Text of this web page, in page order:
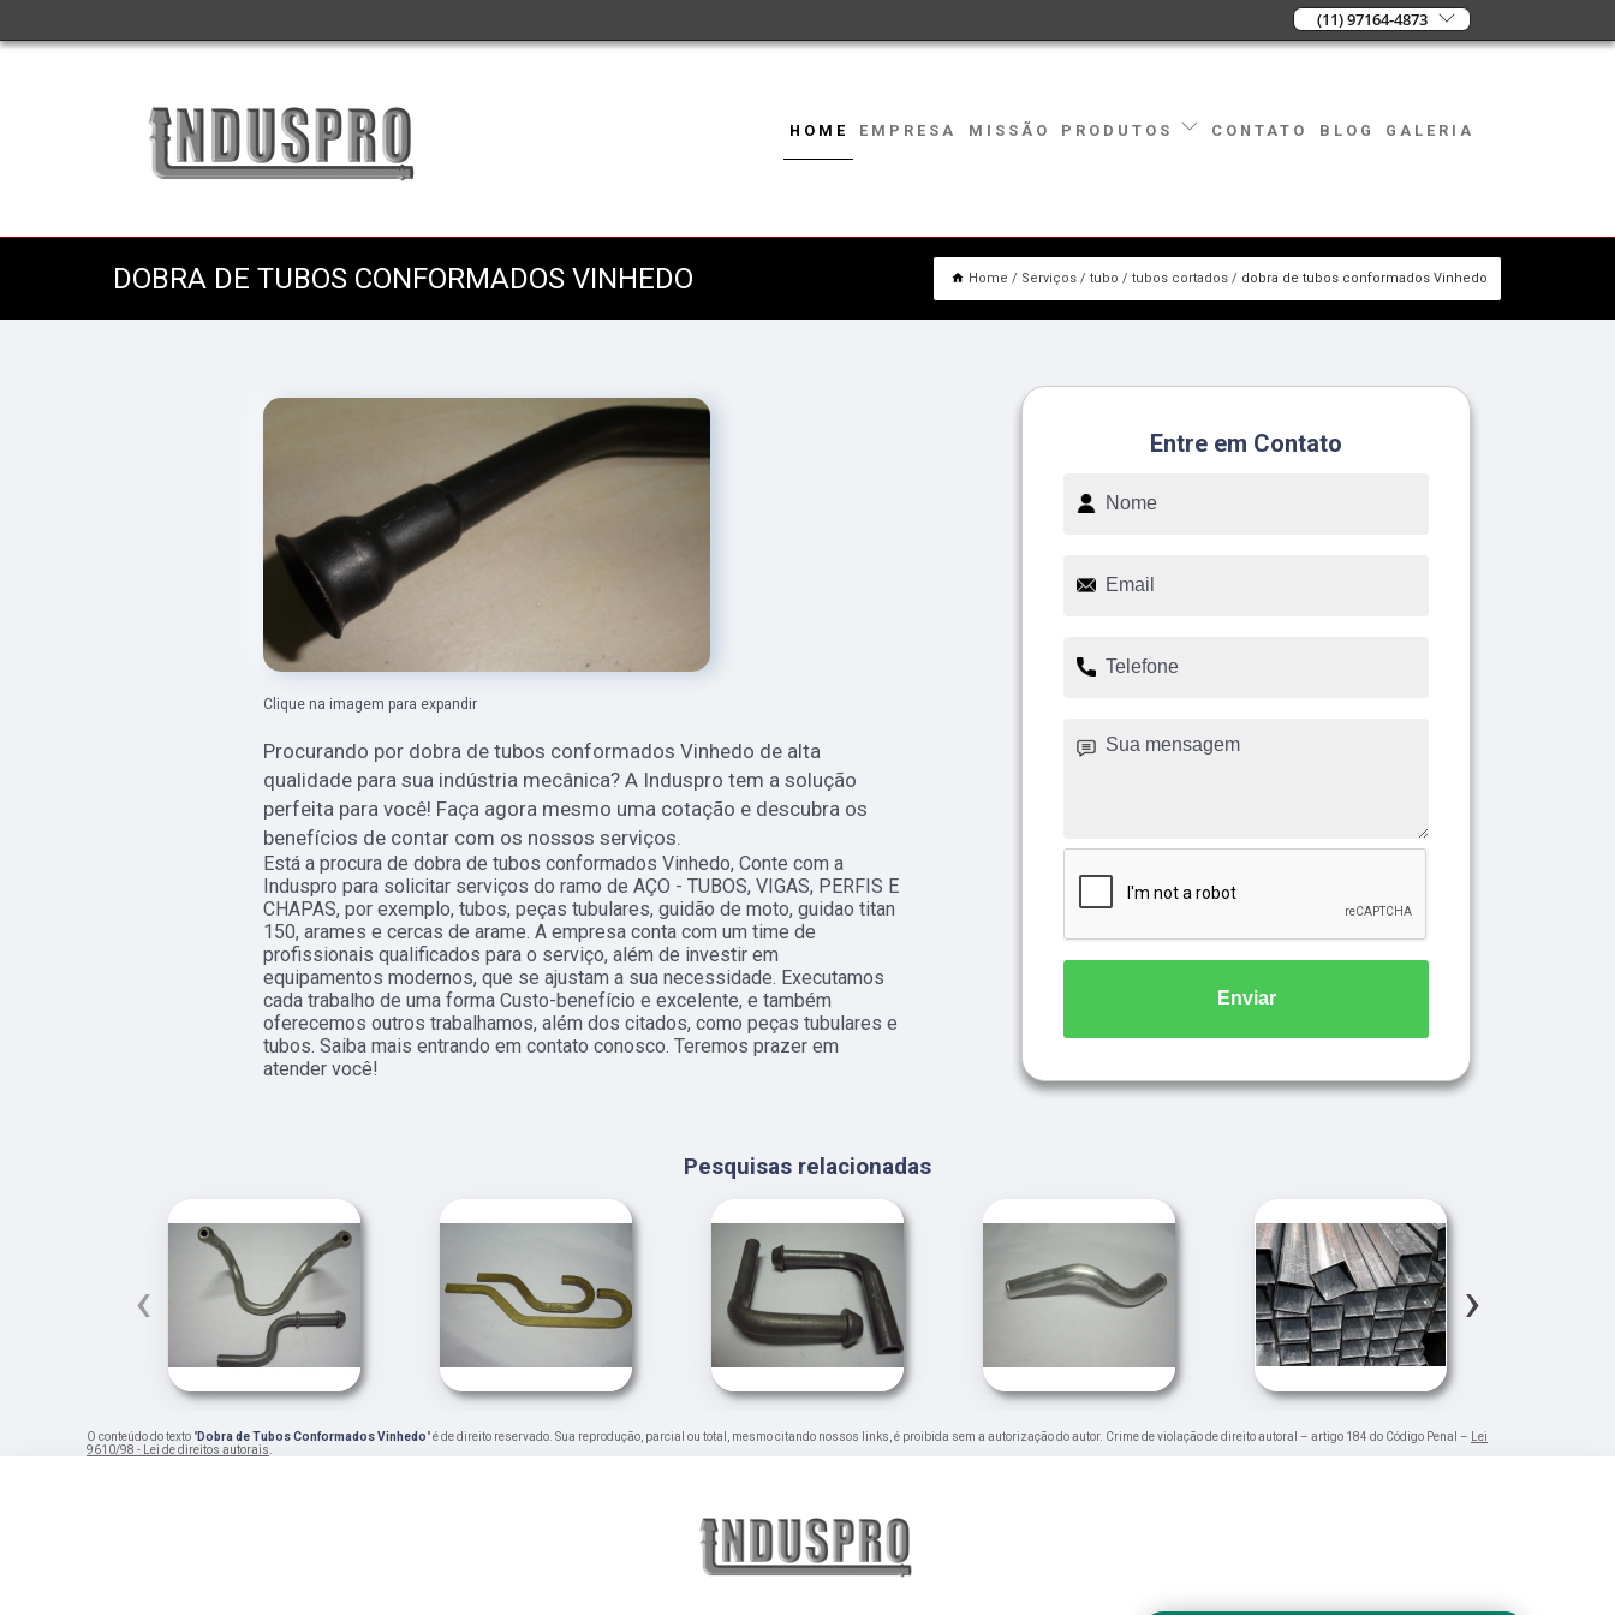
(11) 97164-4873
HOME EMPRESA MISSÃO PRODUTOS CONTATO BLOG GALERIA
DOBRA DE TUBOS CONFORMADOS VINHEDO Home Serviços tubo tubos cortados dobra de tubos conformados Vinhedo
Clique na imagem para expandir
Procurando por dobra de tubos conformados Vinhedo de alta
qualidade para sua indústria mecânica? A Induspro tem a solução
perfeita para você! Faça agora mesmo uma cotação e descubra os
benefícios de contar com os nossos serviços.
Está a procura de dobra de tubos conformados Vinhedo, Conte com a
Induspro para solicitar serviços do ramo de AÇO - TUBOS, VIGAS, PERFIS E
CHAPAS, por exemplo, tubos, peças tubulares, guidão de moto, guidao titan
150, arames e cercas de arame. A empresa conta com um time de
profissionais qualificados para o serviço, além de investir em
equipamentos modernos, que se ajustam a sua necessidade. Executamos
cada trabalho de uma forma Custo-benefício e excelente, e também
oferecemos outros trabalhamos, além dos citados, como peças tubulares e
tubos. Saiba mais entrando em contato conosco. Teremos prazer em
atender você!
Entre em Contato
Enviar
Pesquisas relacionadas
‹ ›
O conteúdo do texto "Dobra de Tubos Conformados Vinhedo" é de direito reservado. Sua reprodução, parcial ou total, mesmo citando nossos links, é proibida sem a autorização do autor. Crime de violação de direito autoral – artigo 184 do Código Penal – Lei
9610/98 - Lei de direitos autorais.